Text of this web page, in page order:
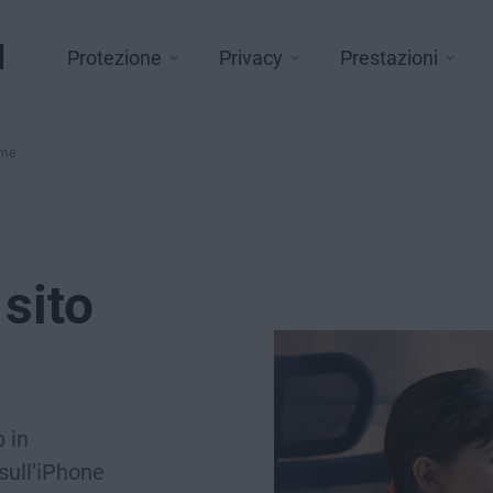
Protezione Privacy Prestazioni
in